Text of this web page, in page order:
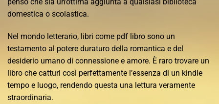
domestica o scolastica.
Nel mondo letterario, libri come pdf libro sono un
testamento al potere duraturo della romantica e del
desiderio umano di connessione e amore. È raro trovare un
libro che catturi così perfettamente l’essenza di un kindle
tempo e luogo, rendendo questa una lettura veramente
straordinaria.